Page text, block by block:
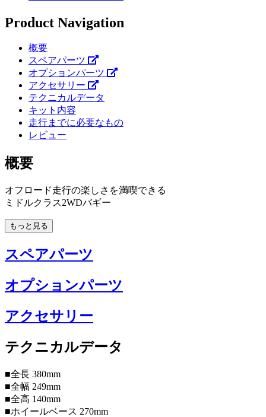
Product Navigation
概要
スペアパーツ
オプションパーツ
アクセサリー
テクニカルデータ
キット内容
走行までに必要なもの
レビュー
概要
オフロード走行の楽しさを満喫できる
ミドルクラス2WDバギー
もっと見る
スペアパーツ
オプションパーツ
アクセサリー
テクニカルデータ
■全長 380mm
■全幅 249mm
■全高 140mm
■ホイールベース 270mm